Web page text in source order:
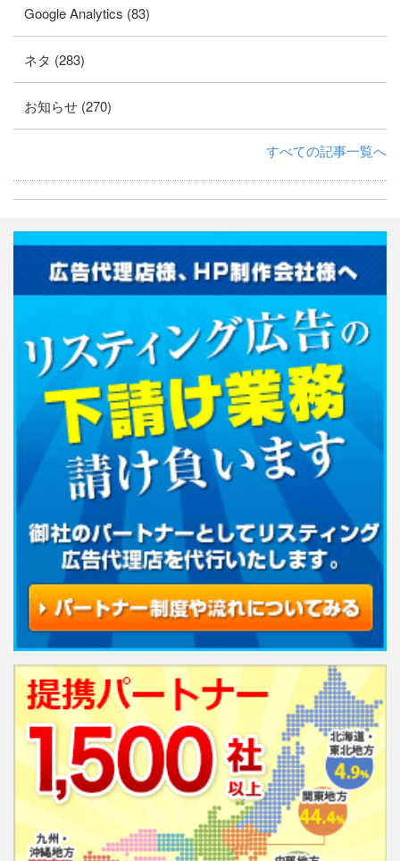
Google Analytics (83)
ネタ (283)
お知らせ (270)
すべての記事一覧へ